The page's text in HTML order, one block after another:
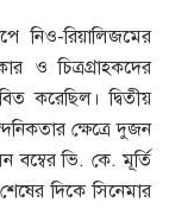
নিও-রিয়ালিজমের
ও চিত্রগ্রাহকদের
করেছিল। দ্বিতীয়
ক্ষেত্রে দুজন
বম্বের ভি. কে. মূর্তি
দিকে সিনেমার